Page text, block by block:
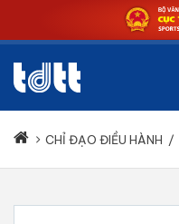
CHỈ ĐẠO ĐIỀU HÀNH /